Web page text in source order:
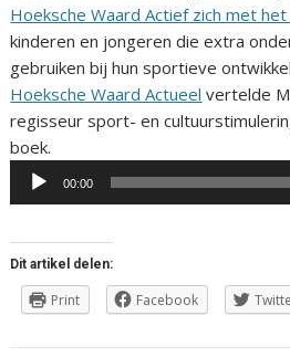
Hoeksche Waard Actief zich met
kinderen en jongeren die extra
gebruiken bij hun sportieve
Hoeksche Waard Actueel vertelde
regisseur sport- en
boek.
00:00
Dit artikel delen:
Print Facebook